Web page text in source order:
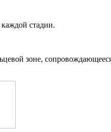
каждой стадии.
зоне,